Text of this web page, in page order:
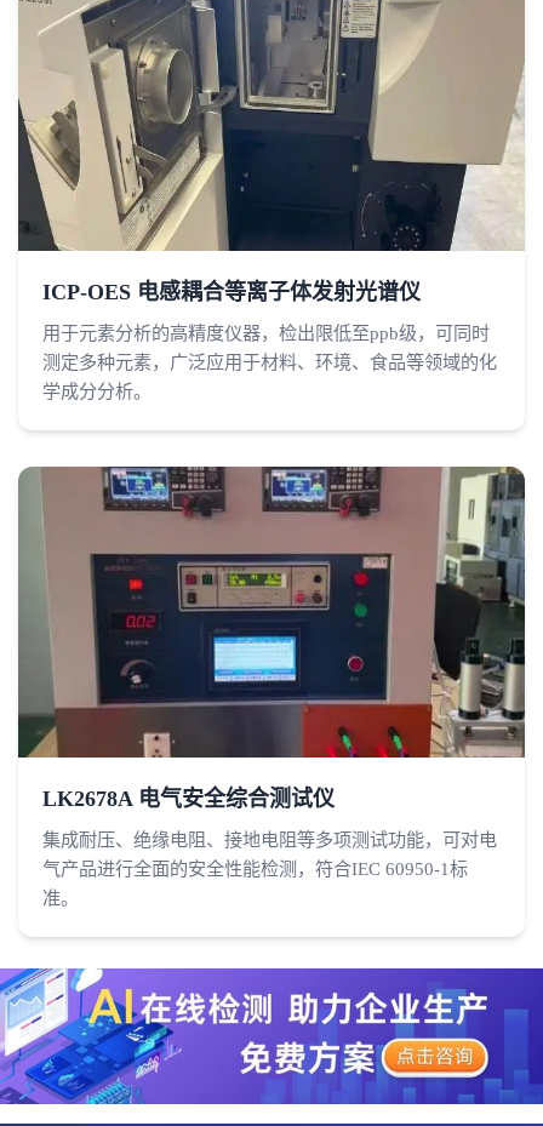
ICP-OES 电感耦合等离子体发射光谱仪
用于元素分析的高精度仪器，检出限低至ppb级，可同时
测定多种元素，广泛应用于材料、环境、食品等领域的化
学成分分析。
LK2678A 电气安全综合测试仪
集成耐压、绝缘电阻、接地电阻等多项测试功能，可对电
气产品进行全面的安全性能检测，符合IEC 60950-1标
准。